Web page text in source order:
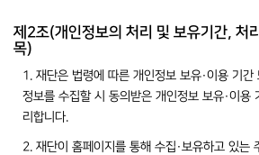
제2조(개인정보의 처리 및 보유기간, 처
목)
1. 재단은 법령에 따른 개인정보 보유·이용 기간
정보를 수집할 시 동의받은 개인정보 보유·이용
리합니다.
2. 재단이 홈페이지를 통해 수집·보유하고 있는